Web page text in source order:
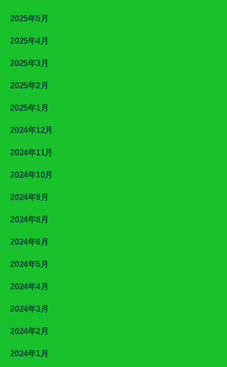
2025年5月
2025年4月
2025年3月
2025年2月
2025年1月
2024年12月
2024年11月
2024年10月
2024年9月
2024年8月
2024年6月
2024年5月
2024年4月
2024年3月
2024年2月
2024年1月